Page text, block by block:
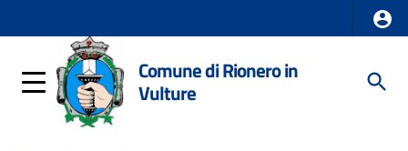
Comune di Rionero in
Vulture